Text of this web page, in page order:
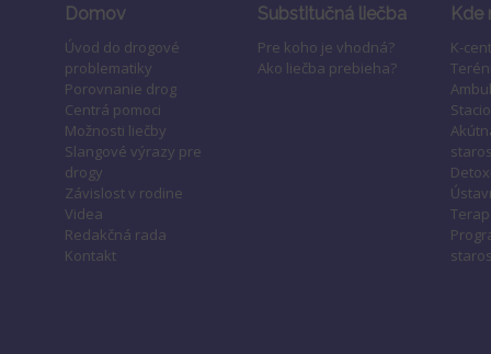
Domov
Úvod do drogové
problematiky
Porovnanie drog
Centrá pomoci
Možnosti liečby
Slangové výrazy pre
drogy
Závislost v rodine
Videa
Redakčná rada
Kontakt
Substitučná liečba
Pre koho je vhodná?
Ako liečba prebieha?
Kde
K-